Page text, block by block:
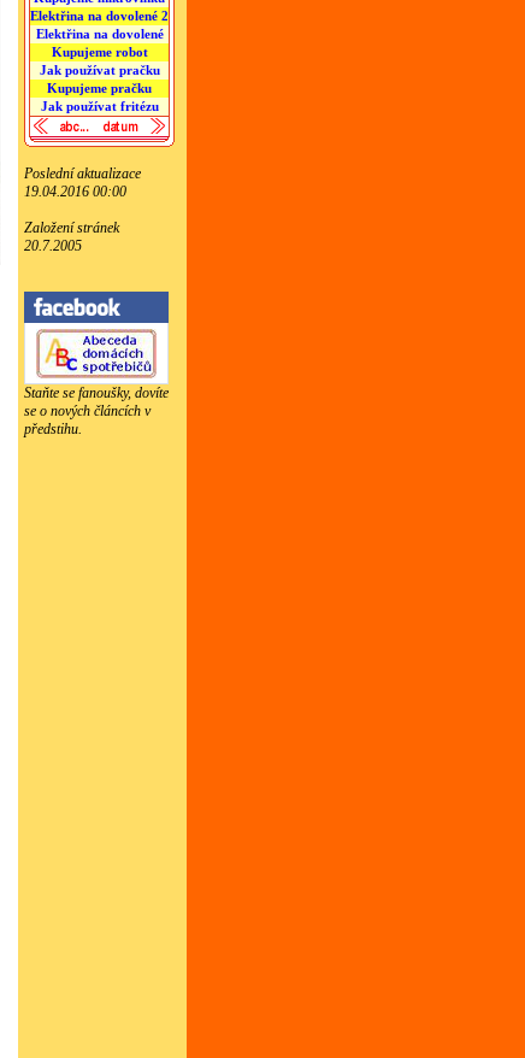
Elektřina na dovolené 2
Elektřina na dovolené
Kupujeme robot
Jak používat pračku
Kupujeme pračku
Jak používat fritézu
Poslední aktualizace
19.04.2016 00:00
Založení stránek
20.7.2005
Staňte se fanoušky, dovíte
se o nových článcích v
předstihu.